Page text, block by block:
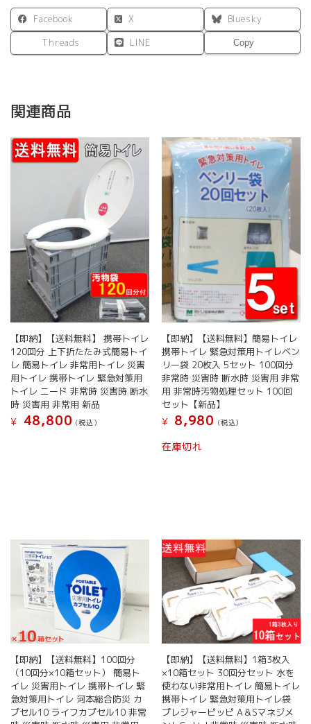
レ
コ
ン
ビ
レ
便
400
回
×20
セ
ッ
ト
非
常
時
災
害
時
断
水
時
ッ
ト
400
回
セ
ッ
ト
Facebook X
Bluesky
Threads
LINE Copy
関連商品
【即納】【送料無料】 携帯トイレ
120回分 上下折たたみ式簡易トイ
レ 簡易トイレ 非常用トイレ 災害
用トイレ 携帯トイレ 緊急対策用
トイレ ニード 非常時 災害時 断水
時 災害用 非常用 新品
¥
48,800 (税込）
【即納】【送料無料】簡易トイレ
携帯トイレ 緊急対策用トイレベン
リー袋 20枚入 5セット 100回分
非常時 災害時 断水時 災害用 非常
用 非常時汚物処理セット 100回
セット【新品】
¥
8,980 (税込）
在庫切れ
【即納】【送料無料】100回分
（10回分×10箱セット） 簡易ト
イレ 災害用トイレ 携帯トイレ 緊
急対策用トイレ 河本総合防災 カ
プセル10 ライフカプセル10 非常
【即納】【送料無料】1箱3枚入
×10箱セット 30回分セット 水を
使わない非常用トイレ 簡易トイレ
携帯トイレ 緊急対策用トイレ袋
プレジャーピッピ A＆Sマネジメ